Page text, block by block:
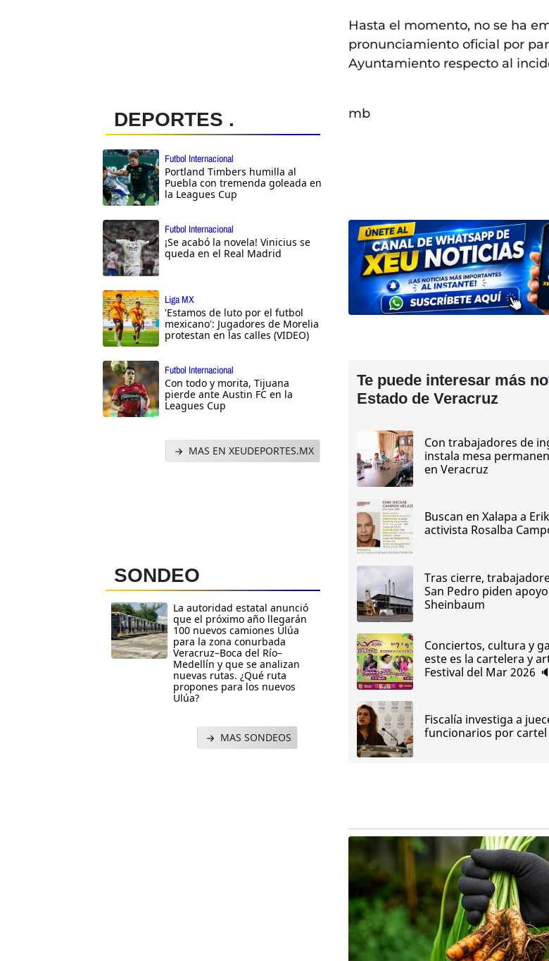
DEPORTES .
Futbol Internacional
Portland Timbers humilla al
Puebla con tremenda goleada en
la Leagues Cup
Futbol Internacional
¡Se acabó la novela! Vinicius se
queda en el Real Madrid
Liga MX
'Estamos de luto por el futbol
mexicano': Jugadores de Morelia
protestan en las calles (VIDEO)
Futbol Internacional
Con todo y morita, Tijuana
pierde ante Austin FC en la
Leagues Cup
MAS EN XEUDEPORTES.MX
SONDEO
La autoridad estatal anunció
que el próximo año llegarán
100 nuevos camiones Ulúa
para la zona conurbada
Veracruz–Boca del Río–
Medellín y que se analizan
nuevas rutas. ¿Qué ruta
propones para los nuevos
Ulúa?
MAS SONDEOS
Hasta el momento, no se ha
pronunciamiento oficial por
Ayuntamiento respecto al
mb
Te puede interesar más
Estado de Veracruz
Con trabajadores de
instala mesa
en Veracruz
Buscan en Xalapa a
activista Rosalba
Tras cierre,
San Pedro piden
Sheinbaum
Conciertos, cultura y
este es la cartelera y
Festival del Mar 2026 🔈
Fiscalía investiga a
funcionarios por